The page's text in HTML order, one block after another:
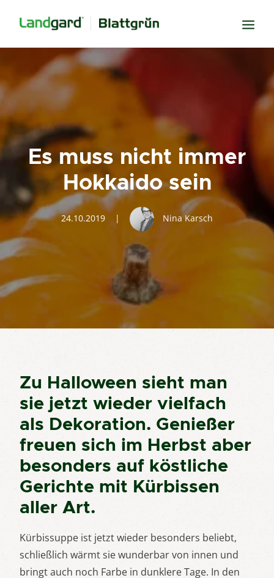
Neugier
Verbundenheit
Transparenz
Freude
Erfolg
Miteinander
Wissen
Suche
Es muss nicht immer
Hokkaido sein
24.10.2019 | Nina Karsch
Zu Halloween sieht man
sie jetzt wieder vielfach
als Dekoration. Genießer
freuen sich im Herbst aber
besonders auf köstliche
Gerichte mit Kürbissen
aller Art.
Kürbissuppe ist jetzt wieder besonders beliebt,
schließlich wärmt sie wunderbar von innen und
bringt auch noch Farbe in dunklere Tage. In den